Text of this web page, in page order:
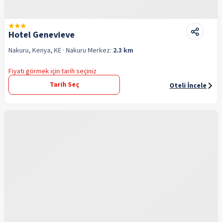
Hotel Genevieve
Nakuru, Kenya, KE · Nakuru Merkez: 2.3 km
Fiyatı görmek için tarih seçiniz
Tarih Seç
Oteli İncele